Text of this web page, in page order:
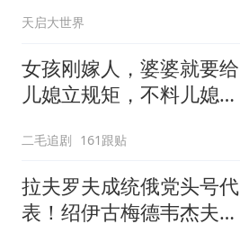
天启大世界
女孩刚嫁人，婆婆就要给
儿媳立规矩，不料儿媳不
二毛追剧 161跟贴
拉夫罗夫成统俄党头号代
表！绍伊古梅德韦杰夫双